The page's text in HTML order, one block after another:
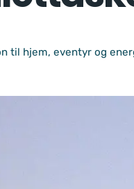
til hjem, eventyr og